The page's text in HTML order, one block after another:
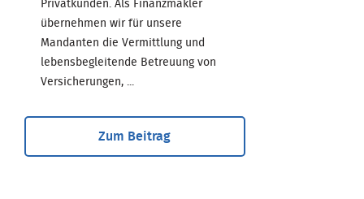
Privatkunden. Als Finanzmakler
übernehmen wir für unsere
Mandanten die Vermittlung und
lebensbegleitende Betreuung von
Versicherungen, ...
Zum Beitrag